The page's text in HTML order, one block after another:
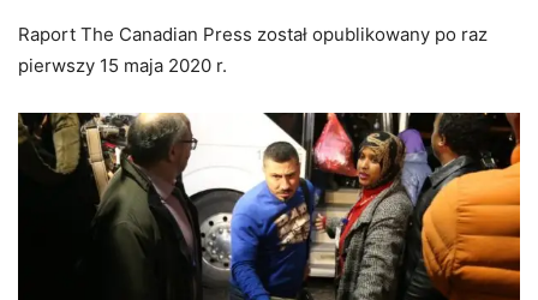
Raport The Canadian Press został opublikowany po raz
pierwszy 15 maja 2020 r.